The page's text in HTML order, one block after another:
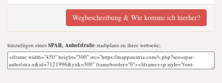
Wegbeschreibung & Wie komme ich hierher?
hinzufügen eines SPAR, Auhofstraße-stadtplans zu ihrer webseite;